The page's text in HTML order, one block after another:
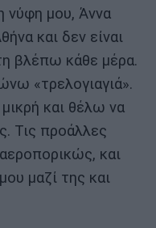
νύφη μου, Άννα
και δεν είναι
βλέπω κάθε μέρα.
«τρελογιαγιά».
και θέλω να
Τις προάλλες
και
μαζί της και